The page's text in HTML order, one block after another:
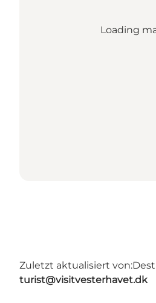
Loading
Zuletzt aktualisiert von:
turist@visitvesterhavet.dk